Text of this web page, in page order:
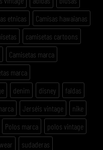
etnicas
Camisas hawaianas
camisetas cartoons
Camisetas marca
marca
denim disney
faldas
Jerséis vintage
nike
Polos marca
polos vintage
sudaderas